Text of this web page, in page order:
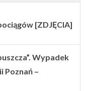
[ZDJĘCIA]
Wypadek
Poznań –